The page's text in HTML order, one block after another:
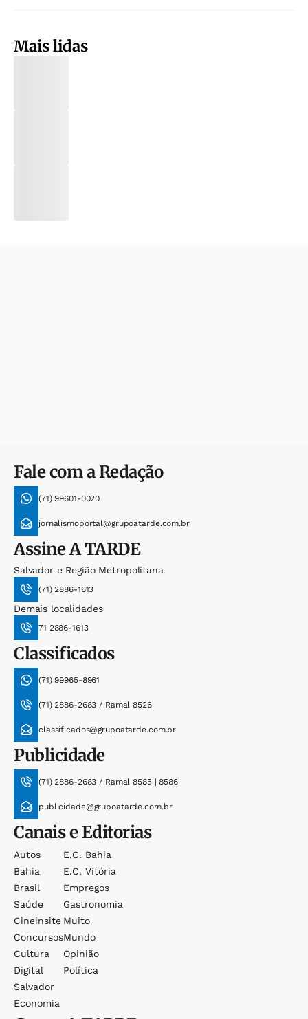
Mais lidas
Fale com a Redação
(71) 99601-0020
jornalismoportal@grupoatarde.com.br
AssineA TARDE
Salvador e Região Metropolitana
(71) 2886-1613
Demais localidades
71 2886-1613
Classificados
(71) 99965-8961
(71) 2886-2683 / Ramal 8526
classificados@grupoatarde.com.br
Publicidade
(71) 2886-2683 / Ramal 8585 | 8586
publicidade@grupoatarde.com.br
Canais e Editorias
Autos
Bahia
Brasil
Saúde
Cineinsite
Concursos
Cultura
Digital
Salvador
Economia
E.c. Bahia
E.c. Vitória
Empregos
Gastronomia
Muito
Mundo
Opinião
Política